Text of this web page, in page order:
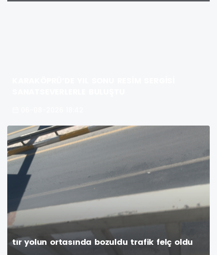
tır yolun ortasında bozuldu trafik felç oldu